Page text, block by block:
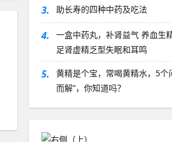
3. 助长寿的四种中药及吃法
4.
一盒中药丸，补肾益气 养血生
足肾虚精乏型失眠和耳鸣
5.
黄精是个宝，常喝黄精水，5个
而解”，你知道吗？